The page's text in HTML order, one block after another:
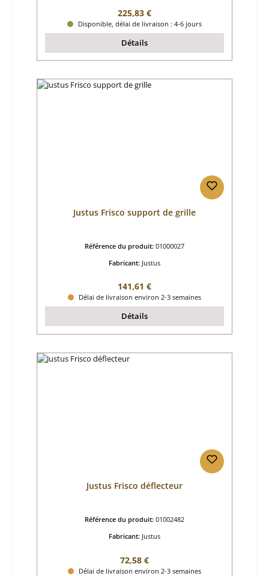
Prix régulier :
225,83 €
Disponible, délai de livraison : 4-6 jours
Détails
Justus Frisco support de grille
Référence du produit: 01000027
Fabricant: Justus
Prix régulier :
141,61 €
Délai de livraison environ 2-3 semaines
Détails
Justus Frisco déflecteur
Référence du produit: 01002482
Fabricant: Justus
Prix régulier :
72,58 €
Délai de livraison environ 2-3 semaines